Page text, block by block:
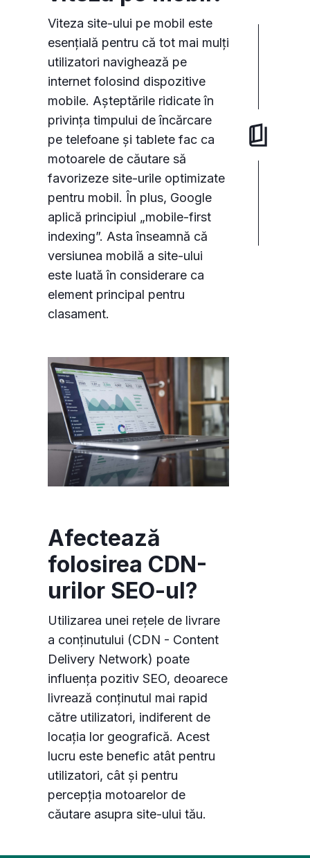
Viteza site-ului pe mobil este
esențială pentru că tot mai mulți
utilizatori navighează pe
internet folosind dispozitive
mobile. Așteptările ridicate în
privința timpului de încărcare
pe telefoane și tablete fac ca
motoarele de căutare să
favorizeze site-urile optimizate
pentru mobil. În plus, Google
aplică principiul „mobile-first
indexing”. Asta înseamnă că
versiunea mobilă a site-ului
este luată în considerare ca
element principal pentru
clasament.
Afectează
folosirea CDN-
urilor SEO-ul?
Utilizarea unei rețele de livrare
a conținutului (CDN - Content
Delivery Network) poate
influența pozitiv SEO, deoarece
livrează conținutul mai rapid
către utilizatori, indiferent de
locația lor geografică. Acest
lucru este benefic atât pentru
utilizatori, cât și pentru
percepția motoarelor de
căutare asupra site-ului tău.